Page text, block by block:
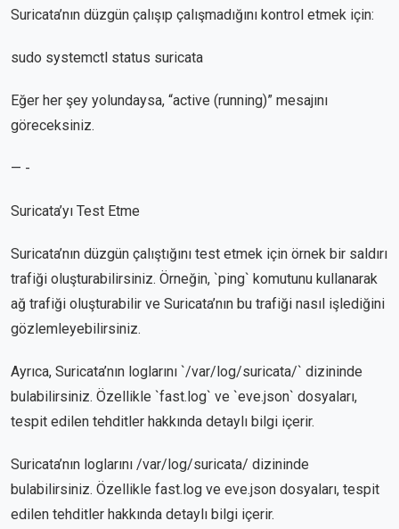
Suricata’nın düzgün çalışıp çalışmadığını kontrol etmek için:
sudo systemctl status suricata
Eğer her şey yolundaysa, “active (running)” mesajını
göreceksiniz.
— -
Suricata’yı Test Etme
Suricata’nın düzgün çalıştığını test etmek için örnek bir saldırı
trafiği oluşturabilirsiniz. Örneğin, `ping` komutunu kullanarak
ağ trafiği oluşturabilir ve Suricata’nın bu trafiği nasıl işlediğini
gözlemleyebilirsiniz.
Ayrıca, Suricata’nın loglarını `/var/log/suricata/` dizininde
bulabilirsiniz. Özellikle `fast.log` ve `eve.json` dosyaları,
tespit edilen tehditler hakkında detaylı bilgi içerir.
Suricata’nın loglarını /var/log/suricata/ dizininde
bulabilirsiniz. Özellikle fast.log ve eve.json dosyaları, tespit
edilen tehditler hakkında detaylı bilgi içerir.